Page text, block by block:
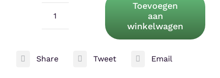
Bark
Toevoegen
aan
winkelwagen
Share Tweet Email